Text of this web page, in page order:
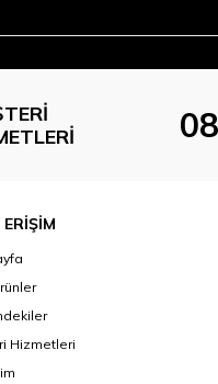
Hizmetleri